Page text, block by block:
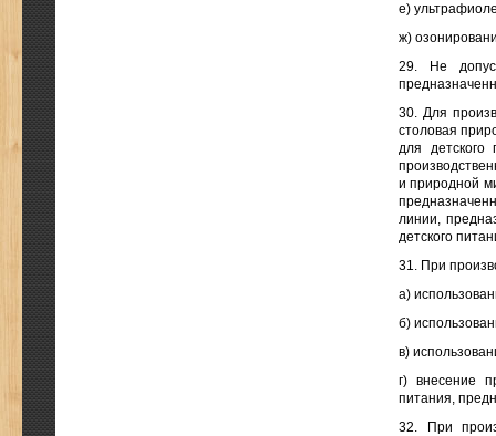
е)
ж)
29. Не
30. Для
столовая
для
и природной
линии,
детского
31. При
а)
б)
в)
г) внесение
питания,
32. При